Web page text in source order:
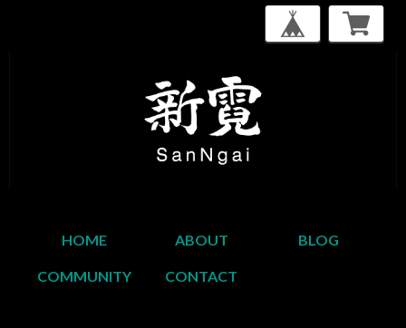
HOME ABOUT BLOG
COMMUNITY CONTACT